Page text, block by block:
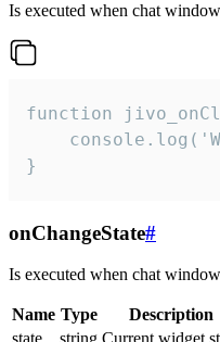
Is executed when chat
function
}
onChangeState#
Is executed when chat
Name Type
Description